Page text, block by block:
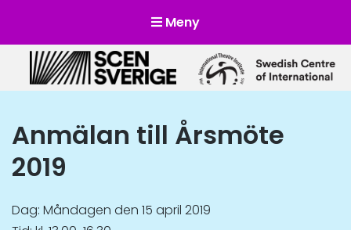
Meny
Scensverige
Mötesplats för svensk och internationell scenkonst
Anmälan till Årsmöte
2019
Dag: Måndagen den 15 april 2019